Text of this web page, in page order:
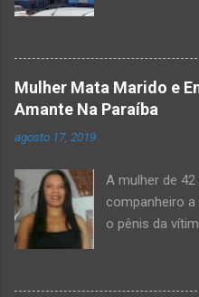
morte a
feira (8), foi
possível
na UPA da
vítima estava
e desnutrição,
e vaginal. Os
sinais de mal-
Mulher Mata Marido e
Amante Na Paraíba
agosto 17, 2019
A mulher de
companheiro
o pênis da
da Paraíba.
Kelsen